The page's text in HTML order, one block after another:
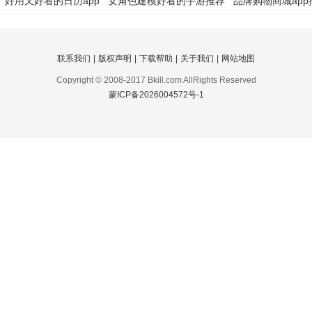
联系我们 版权声明 下载帮助 关于我们 网站地图
Copyright © 2008-2017 Bkill.com AllRights Reserved
蒙ICP备2026004572号-1